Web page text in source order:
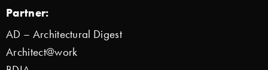
Partner:
AD – Architectural Digest
Architect@work